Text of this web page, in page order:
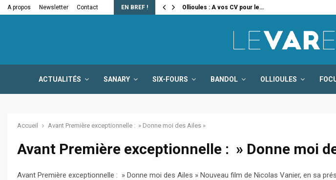
A propos Newsletter Contact EN BREF !
la fermeture… Ollioules : A vos CV pour le…
ACTUALITÉS SANARY SIX-FOURS BANDOL OLLIOULES
Accueil Avant Première exceptionnelle : » Donne moi des Ailes »
Avant Première exceptionnelle : » Donne moi
Avant Première exceptionnelle : » Donne moi des Ailes » Nouveau film de Nicolas Vanier, en sa